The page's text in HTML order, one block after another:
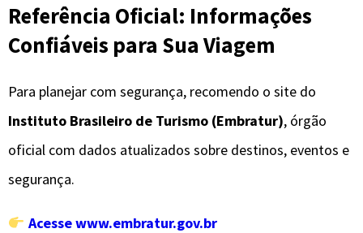
Referência Oficial: Informações
Confiáveis para Sua Viagem
Para planejar com segurança, recomendo o site do
Instituto Brasileiro de Turismo (Embratur), órgão
oficial com dados atualizados sobre destinos, eventos e
segurança.
Acesse www.embratur.gov.br